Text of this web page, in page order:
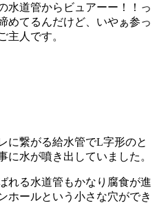
水道管からビュアーー！！っ
めてるんだけど、いやぁ参っ
主人です。
に繋がる給水管でL字形のと
に水が噴き出していました。
れる水道管もかなり腐食が進
ホールという小さな穴ができ